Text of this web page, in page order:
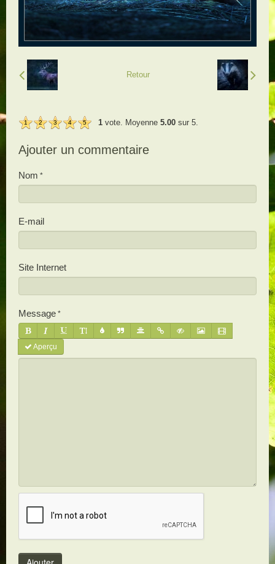
Retour
1 2 3 4 5 1 vote. Moyenne 5.00 sur 5.
Ajouter un commentaire
Nom
E-mail
Site Internet
Message
Aperçu